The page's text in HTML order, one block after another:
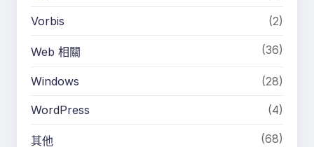
Vorbis (2)
Web 相關 (36)
Windows (28)
WordPress (4)
其他 (68)